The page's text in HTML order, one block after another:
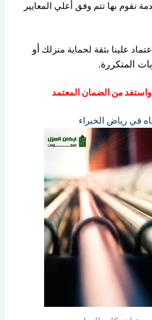
نقوم بها تتم وفق أعلي المعايير
علينا بثقة لحماية منزلك أو
المتكررة.
من الضمان المعتمد
في رياض الخبراء